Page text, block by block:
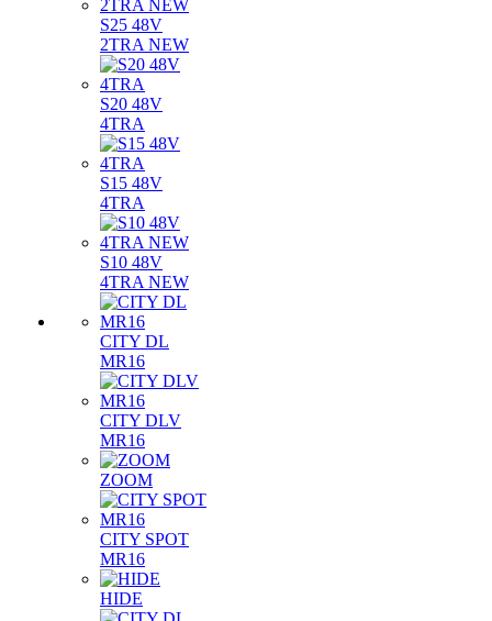
S25 48V
2TRA NEW
S20 48V
4TRA
S15 48V
4TRA
S10 48V
4TRA NEW
CITY DL
MR16
CITY DLV
MR16
ZOOM
CITY SPOT
MR16
HIDE